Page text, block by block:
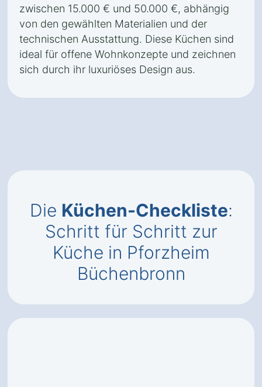
zwischen 15.000 € und 50.000 €, abhängig
von den gewählten Materialien und der
technischen Ausstattung. Diese Küchen sind
ideal für offene Wohnkonzepte und zeichnen
sich durch ihr luxuriöses Design aus.
Die Küchen-Checkliste:
Schritt für Schritt zur
Küche in Pforzheim
Büchenbronn